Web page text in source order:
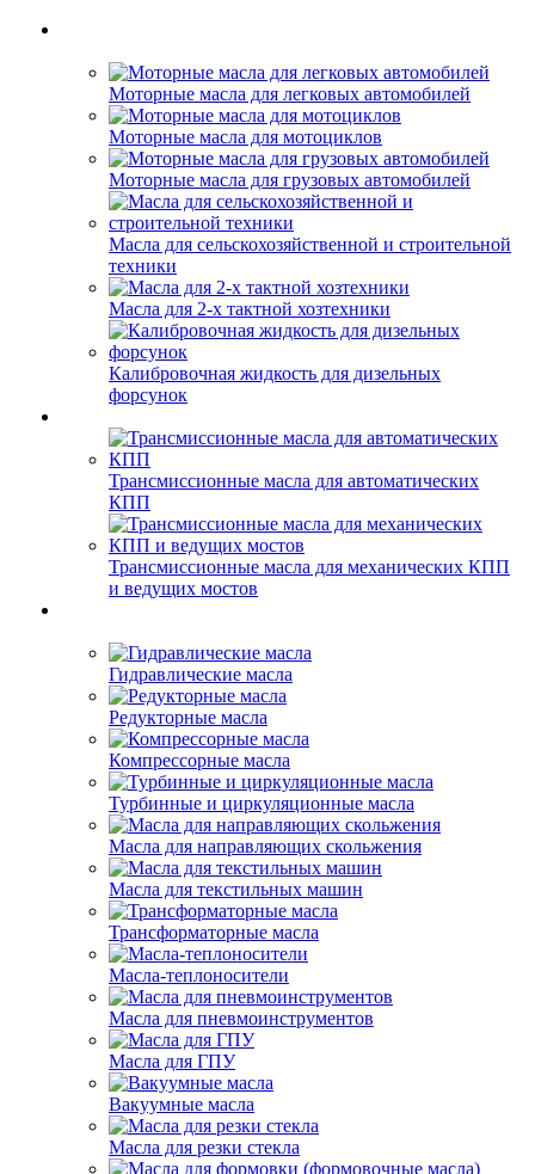
Моторные масла для легковых автомобилей
Моторные масла для мотоциклов
Моторные масла для грузовых автомобилей
Масла для сельскохозяйственной и строительной
техники
Масла для 2-х тактной хозтехники
Калибровочная жидкость для дизельных
форсунок
Трансмиссионные масла для автоматических
КПП
Трансмиссионные масла для механических КПП
и ведущих мостов
Гидравлические масла
Редукторные масла
Компрессорные масла
Турбинные и циркуляционные масла
Масла для направляющих скольжения
Масла для текстильных машин
Трансформаторные масла
Масла-теплоносители
Масла для пневмоинструментов
Масла для ГПУ
Вакуумные масла
Масла для резки стекла